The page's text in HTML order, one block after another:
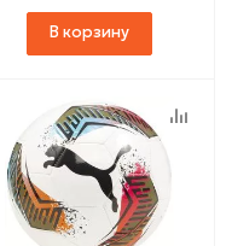
В корзину